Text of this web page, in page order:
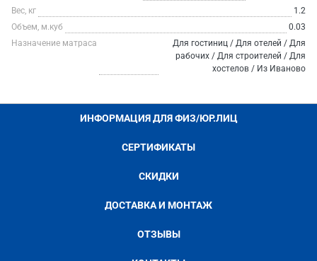
Вес, кг
1.2
Объем, м.куб
0.03
Назначение матраса
Для гостиниц / Для отелей / Для
рабочих / Для строителей / Для
хостелов / Из Иваново
ИНФОРМАЦИЯ ДЛЯ ФИЗ/ЮР.ЛИЦ
СЕРТИФИКАТЫ
СКИДКИ
ДОСТАВКА И МОНТАЖ
ОТЗЫВЫ